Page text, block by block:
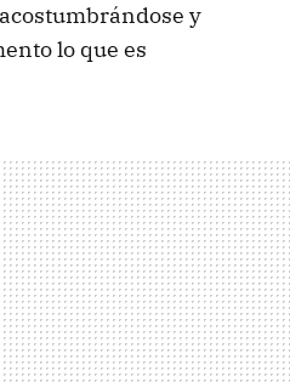
y
lo que es